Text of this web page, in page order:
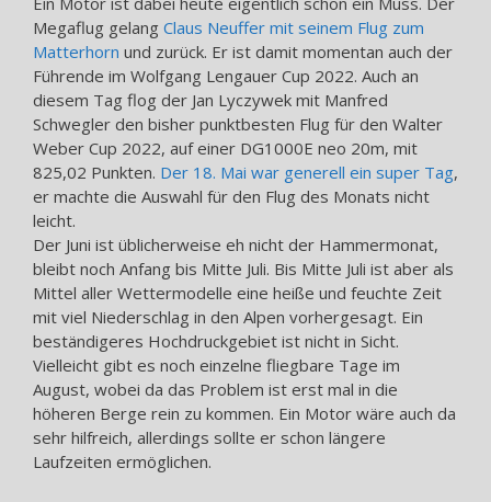
Megaflug gelang Claus Neuffer mit seinem Flug zum
Matterhorn und zurück. Er ist damit momentan auch der
Führende im Wolfgang Lengauer Cup 2022. Auch an
diesem Tag flog der Jan Lyczywek mit Manfred
Schwegler den bisher punktbesten Flug für den Walter
Weber Cup 2022, auf einer DG1000E neo 20m, mit
825,02 Punkten. Der 18. Mai war generell ein super Tag,
er machte die Auswahl für den Flug des Monats nicht
leicht.
Der Juni ist üblicherweise eh nicht der Hammermonat,
bleibt noch Anfang bis Mitte Juli. Bis Mitte Juli ist aber als
Mittel aller Wettermodelle eine heiße und feuchte Zeit
mit viel Niederschlag in den Alpen vorhergesagt. Ein
beständigeres Hochdruckgebiet ist nicht in Sicht.
Vielleicht gibt es noch einzelne fliegbare Tage im
August, wobei da das Problem ist erst mal in die
höheren Berge rein zu kommen. Ein Motor wäre auch da
sehr hilfreich, allerdings sollte er schon längere
Laufzeiten ermöglichen.